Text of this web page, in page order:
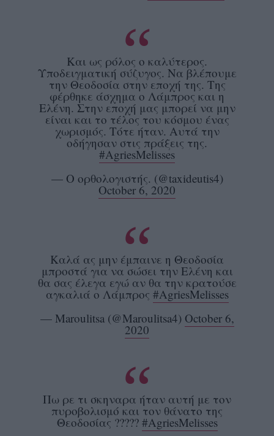
Και ως ρόλος ο καλύτερος.
Υποδειγματική σύζυγος. Να βλέπουμε
την Θεοδοσία στην εποχή της. Της
φέρθηκε άσχημα ο Λάμπρος και η
Ελένη. Στην εποχή μας μπορεί να μην
είναι και το τέλος του κόσμου ένας
χωρισμός. Τότε ήταν. Αυτά την
οδήγησαν στις πράξεις της.
#AgriesMelisses
— Ο ορθολογιστής. (@taxideutis4)
October 6, 2020
Καλά ας μην έμπαινε η Θεοδοσία
μπροστά για να σώσει την Ελένη και
θα σας έλεγα εγώ αν θα την κρατούσε
αγκαλιά ο Λάμπρος #AgriesMelisses
— Maroulitsa (@Maroulitsa4) October 6,
2020
Πω ρε τι σκηναρα ήταν αυτή με τον
πυροβολισμό και τον θάνατο της
Θεοδοσίας ????? #AgriesMelisses